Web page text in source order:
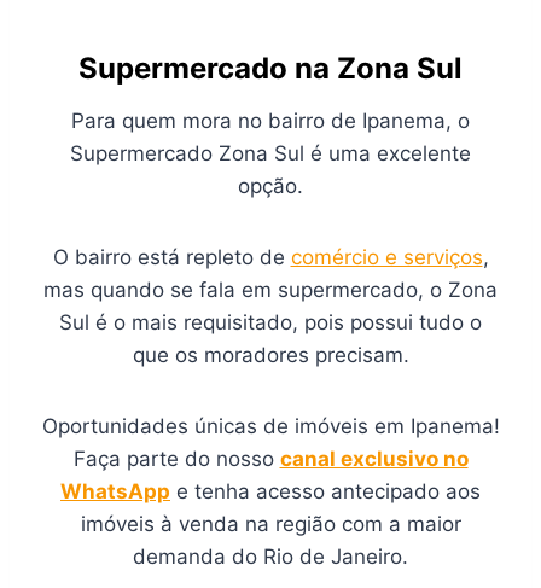
Supermercado na Zona Sul
Para quem mora no bairro de Ipanema, o
Supermercado Zona Sul é uma excelente
opção.
O bairro está repleto de comércio e serviços,
mas quando se fala em supermercado, o Zona
Sul é o mais requisitado, pois possui tudo o
que os moradores precisam.
Oportunidades únicas de imóveis em Ipanema!
Faça parte do nosso canal exclusivo no
WhatsApp e tenha acesso antecipado aos
imóveis à venda na região com a maior
demanda do Rio de Janeiro.